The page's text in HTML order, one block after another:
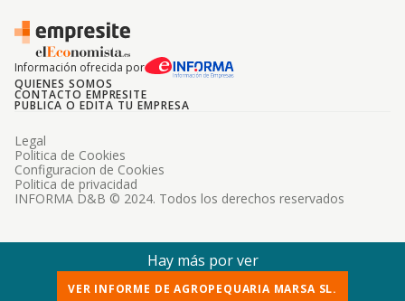
Información ofrecida por
QUIENES SOMOS
CONTACTO EMPRESITE
PUBLICA O EDITA TU EMPRESA
INFORMA D&B © 2024. Todos los derechos reservados
Legal
Politica de Cookies
Configuracion de Cookies
Politica de privacidad
Hay más por ver
VER INFORME DE AGROPEQUARIA MARSA SL.